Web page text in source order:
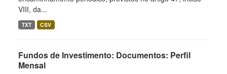
VIII, da...
TXT CSV
Fundos de Investimento: Documentos: Perfil
Mensal